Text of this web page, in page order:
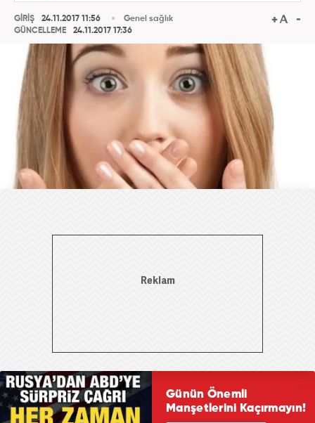
GİRİŞ
24.11.2017 11:56
GÜNCELLEME
24.11.2017 17:36
Genel sağlık